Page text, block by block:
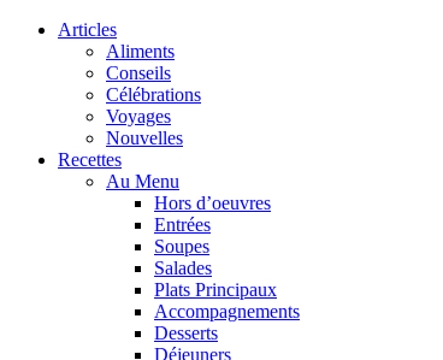
Articles
Aliments
Conseils
Célébrations
Voyages
Nouvelles
Recettes
Au Menu
Hors d’oeuvres
Entrées
Soupes
Salades
Plats Principaux
Accompagnements
Desserts
Déjeuners